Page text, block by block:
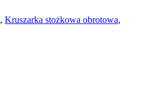
, Kruszarka stożkowa obrotowa,